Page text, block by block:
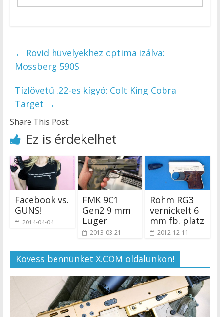
← Rövid hüvelyekhez optimalizálva:
Mossberg 590S
Tízlövetű .22-es kígyó: Colt King Cobra
Target →
Share This Post:
Ez is érdekelhet
Facebook vs.
GUNS!
2014-04-04
FMK 9C1
Gen2 9 mm
Luger
2013-03-21
Röhm RG3
vernickelt 6
mm fb. platz
2012-12-11
Kövess bennünket X.COM oldalunkon!